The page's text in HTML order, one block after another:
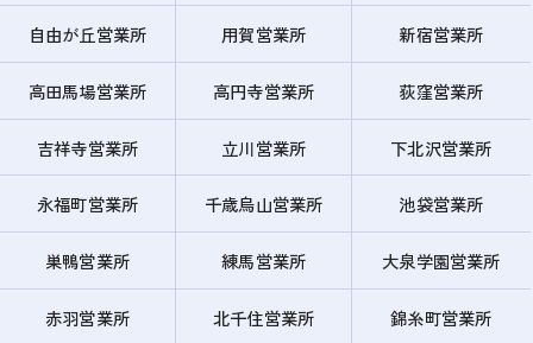
自由が丘営業所 用賀営業所 新宿営業所
高田馬場営業所 高円寺営業所 荻窪営業所
吉祥寺営業所 立川営業所 下北沢営業所
永福町営業所 千歳烏山営業所 池袋営業所
巣鴨営業所 練馬営業所 大泉学園営業所
赤羽営業所 北千住営業所 錦糸町営業所